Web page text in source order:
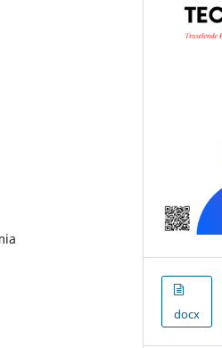
docx